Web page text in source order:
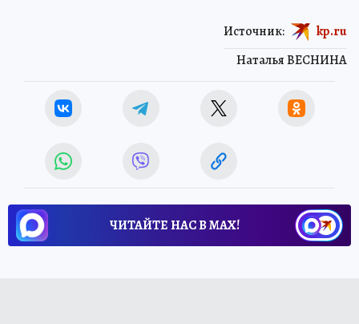
Наталья ВЕСНИНА
Источник: kp.ru
ЧИТАЙТЕ НАС В МАХ!